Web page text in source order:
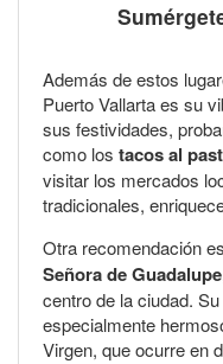
Además de estos
Puerto Vallarta es su
sus festividades,
como los tacos al
visitar los mercados
tradicionales,
Otra recomendación
Señora de Guadalupe
centro de la ciudad.
especialmente
Virgen, que ocurre en